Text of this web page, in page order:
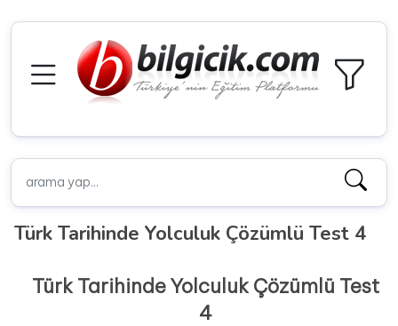
Türk Tarihinde Yolculuk Çözümlü Test 4
Türk Tarihinde Yolculuk Çözümlü Test
4